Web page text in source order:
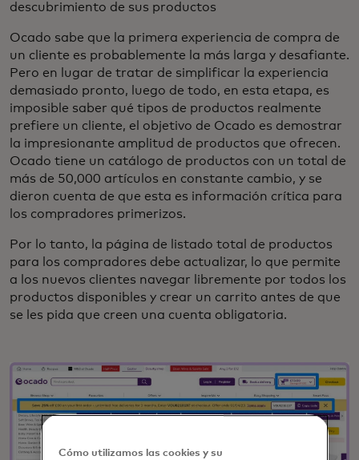
descubrimiento de sus productos
Ocado sabe que la primera experiencia de compra de
un cliente es probablemente la más larga y desafiante.
Pero en lugar de tratar de simplificar la experiencia
demasiado pronto, luego de todo, en esta etapa, es
imposible saber qué tipos de productos realmente
prefiere un cliente, el objetivo de Ocado es demostrar
la impresionante amplitud de productos que ofrecen.
Ocado tiene un catálogo de productos con un total de
más de 50,000 artículos en constante cambio, y se
dieron cuenta de que esta es información crítica para
los compradores primerizos.
Por lo tanto, la página de listado total de productos
para los compradores debe actualizar, lo que permite
a los nuevos clientes navegar libremente por todos los
productos disponibles y crear un carrito antes de que
se les pida que creen una cuenta obligatoria.
Cómo utilizamos las cookies y su